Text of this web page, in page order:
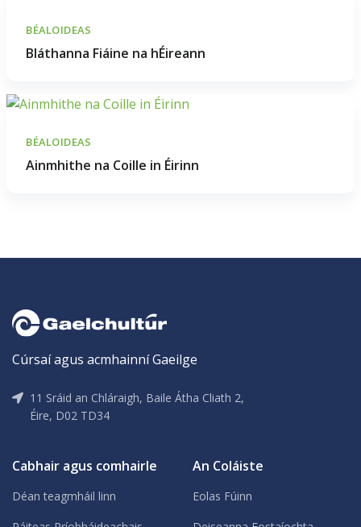
BÉALOIDEAS
Bláthanna Fiáine na hÉireann
BÉALOIDEAS
Ainmhithe na Coille in Éirinn
Cúrsaí agus acmhainní Gaeilge
11 Sráid an Chláraigh, Baile Átha Cliath 2,
Éire, D02 TD34
Cabhair agus comhairle
Déan teagmháil linn
An Coláiste
Eolas Fúinn